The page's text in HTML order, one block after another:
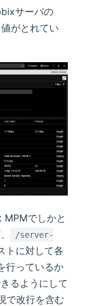
サーバの
がとれてい
MPMでしかと
/server-
トに対して各
行っているか
るようにして
で改行を含む